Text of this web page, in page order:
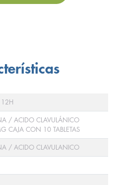
/ ACIDO CLAVULÁNICO
CAJA CON 10 TABLETAS
/ ACIDO CLAVULANICO